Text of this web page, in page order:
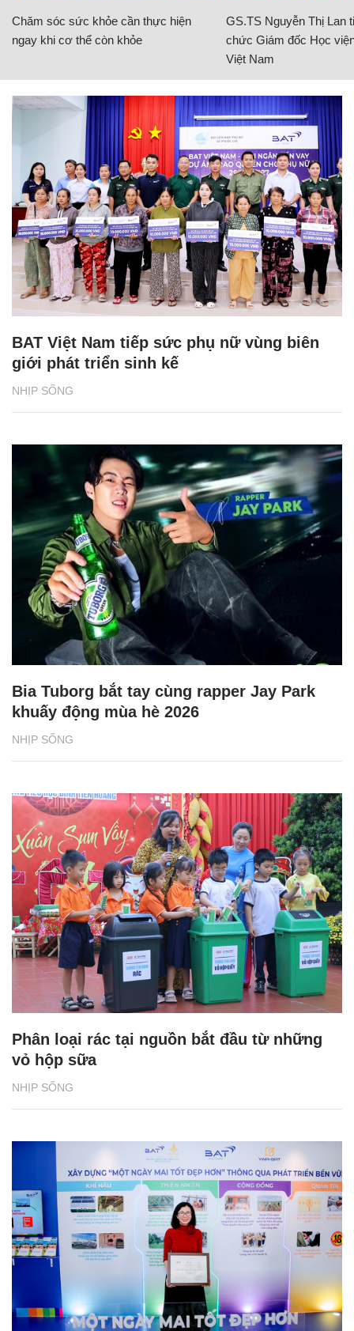
Chăm sóc sức khỏe cần thực hiện
ngay khi cơ thể còn khỏe
GS.TS Nguyễn Thị Lan
chức Giám đốc Học
Việt Nam
NHỊP SỐNG
BAT Việt Nam tiếp sức phụ nữ vùng biên
giới phát triển sinh kế
NHỊP SỐNG
Bia Tuborg bắt tay cùng rapper Jay Park
khuấy động mùa hè 2026
NHỊP SỐNG
Phân loại rác tại nguồn bắt đầu từ những
vỏ hộp sữa